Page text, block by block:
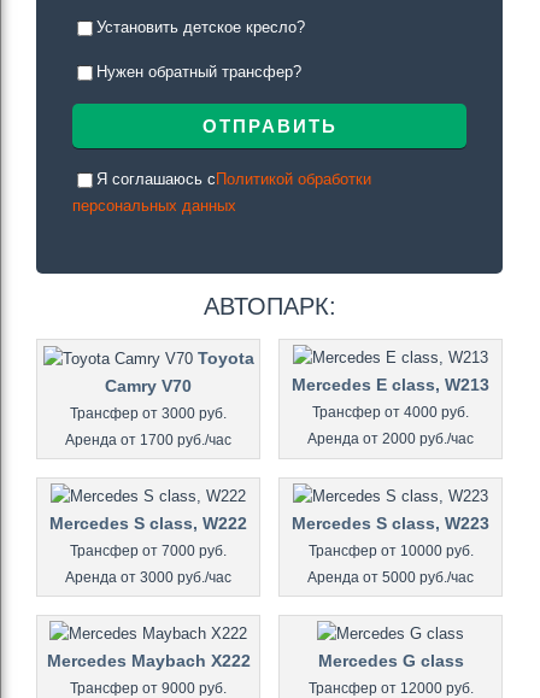
Установить детское кресло?
Нужен обратный трансфер?
Я соглашаюсь cПолитикой обработки
персональных данных
АВТОПАРК:
Toyota
Camry V70
Трансфер от 3000 руб.
Аренда от 1700 руб./час
Mercedes E class, W213
Трансфер от 4000 руб.
Аренда от 2000 руб./час
Mercedes S class, W222
Трансфер от 7000 руб.
Аренда от 3000 руб./час
Mercedes S class, W223
Трансфер от 10000 руб.
Аренда от 5000 руб./час
Mercedes Maybach X222
Трансфер от 9000 руб.
Mercedes G class
Трансфер от 12000 руб.